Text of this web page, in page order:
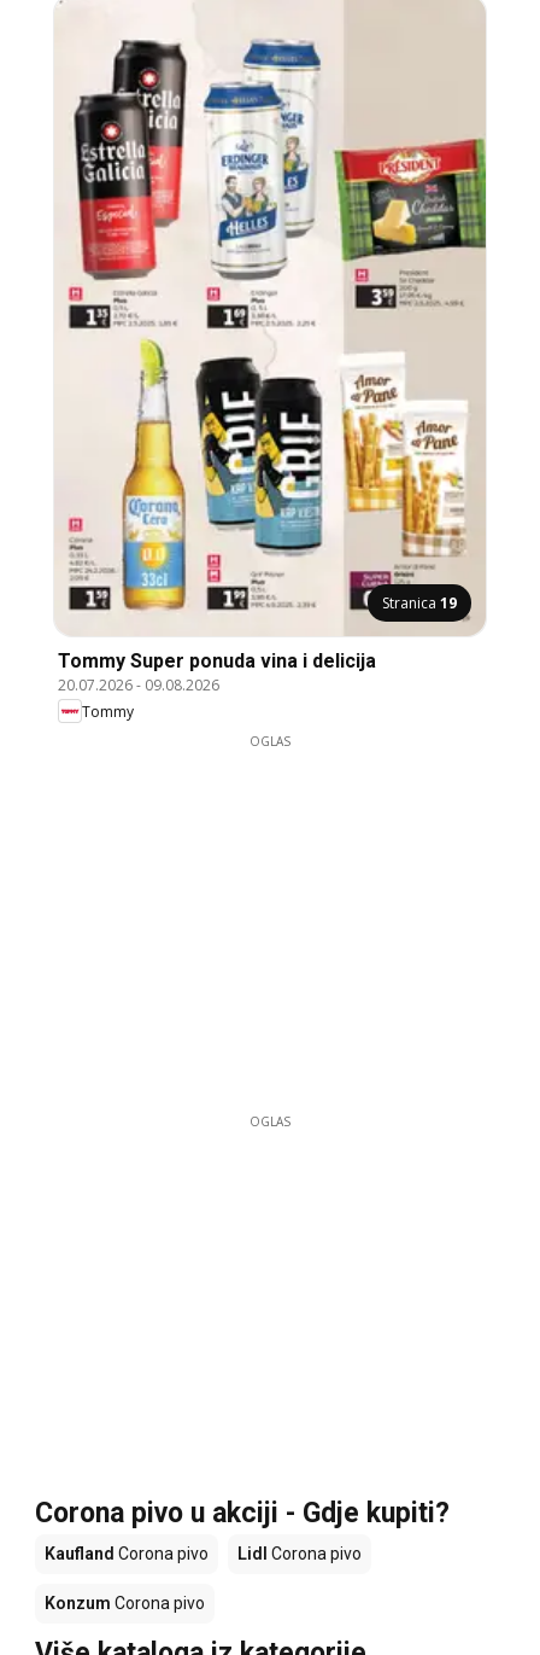
Stranica 19
Tommy Super ponuda vina i delicija
20.07.2026- 09.08.2026
Tommy
OGLAS
OGLAS
Corona pivo u akciji - Gdje kupiti?
Kaufland Corona pivo Lidl Corona pivo
Konzum Corona pivo